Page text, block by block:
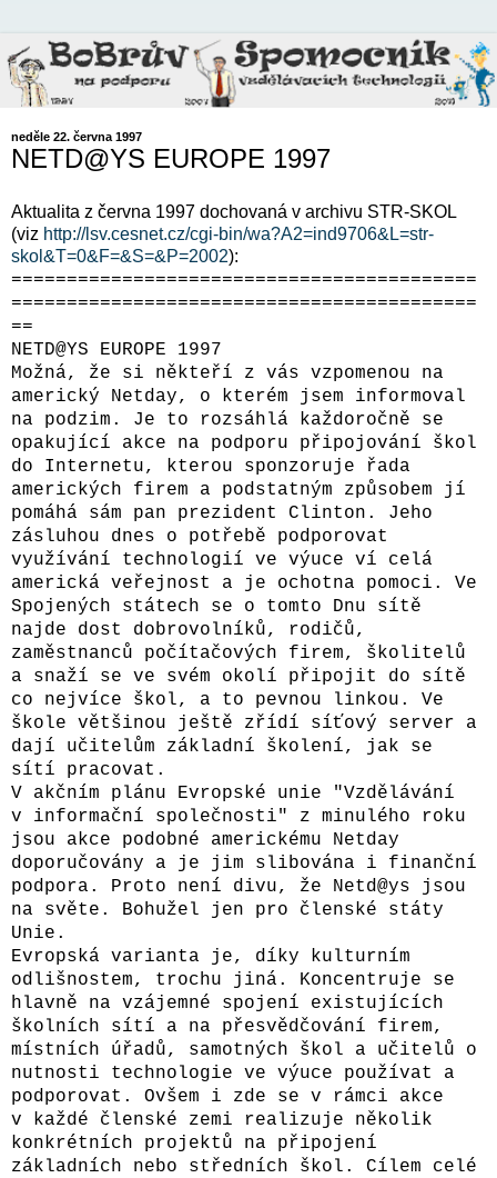
neděle 22. června 1997
NETD@YS EUROPE 1997
Aktualita z června 1997 dochovaná v archivu STR-SKOL
(viz http://lsv.cesnet.cz/cgi-bin/wa?A2=ind9706&L=str-
skol&T=0&F=&S=&P=2002):
==========================================
==========================================
==
NETD@YS EUROPE 1997
Možná, že si někteří z vás vzpomenou na
americký Netday, o kterém jsem informoval
na podzim. Je to rozsáhlá každoročně se
opakující akce na podporu připojování škol
do Internetu, kterou sponzoruje řada
amerických firem a podstatným způsobem jí
pomáhá sám pan prezident Clinton. Jeho
zásluhou dnes o potřebě podporovat
využívání technologií ve výuce ví celá
americká veřejnost a je ochotna pomoci. Ve
Spojených státech se o tomto Dnu sítě
najde dost dobrovolníků, rodičů,
zaměstnanců počítačových firem, školitelů
a snaží se ve svém okolí připojit do sítě
co nejvíce škol, a to pevnou linkou. Ve
škole většinou ještě zřídí síťový server a
dají učitelům základní školení, jak se
sítí pracovat.
V akčním plánu Evropské unie "Vzdělávání
v informační společnosti" z minulého roku
jsou akce podobné americkému Netday
doporučovány a je jim slibována i finanční
podpora. Proto není divu, že Netd@ys jsou
na světe. Bohužel jen pro členské státy
Unie.
Evropská varianta je, díky kulturním
odlišnostem, trochu jiná. Koncentruje se
hlavně na vzájemné spojení existujících
školních sítí a na přesvědčování firem,
místních úřadů, samotných škol a učitelů o
nutnosti technologie ve výuce používat a
podporovat. Ovšem i zde se v rámci akce
v každé členské zemi realizuje několik
konkrétních projektů na připojení
základních nebo středních škol. Cílem celé